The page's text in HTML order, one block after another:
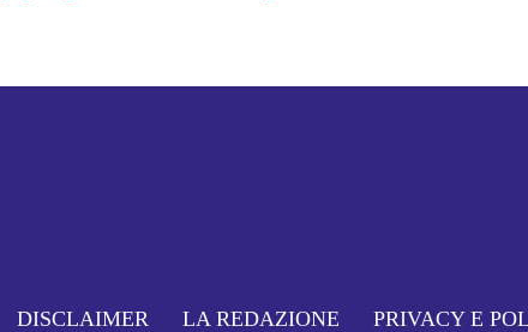
DISCLAIMER LA REDAZIONE PRIVACY E